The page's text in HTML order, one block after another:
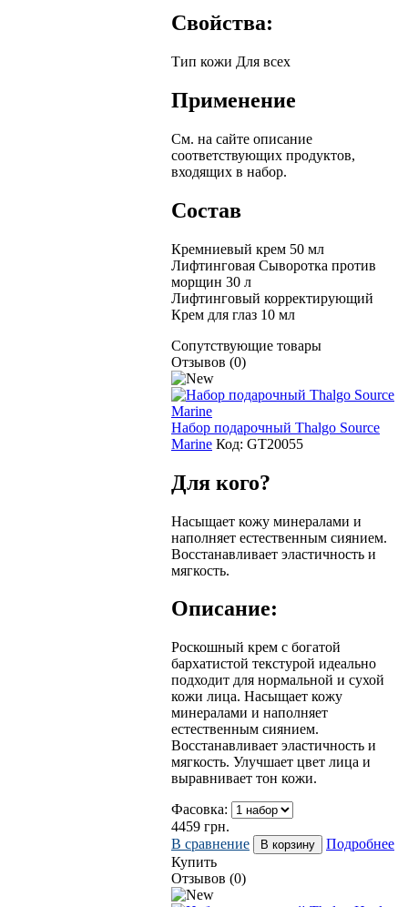
Свойства:
Тип кожи Для всех
Применение
См. на сайте описание
соответствующих продуктов,
входящих в набор.
Состав
Кремниевый крем 50 мл
Лифтинговая Сыворотка против
морщин 30 л
Лифтинговый корректирующий
Крем для глаз 10 мл
Сопутствующие товары
Отзывов (0)
Набор подарочный Thalgo Source
Marine Код: GT20055
Для кого?
Насыщает кожу минералами и
наполняет естественным сиянием.
Восстанавливает эластичность и
мягкость.
Описание:
Роскошный крем с богатой
бархатистой текстурой идеально
подходит для нормальной и сухой
кожи лица. Насыщает кожу
минералами и наполняет
естественным сиянием.
Восстанавливает эластичность и
мягкость. Улучшает цвет лица и
выравнивает тон кожи.
Фасовка:
4459 грн.
В сравнение
Подробнее
Купить
Отзывов (0)